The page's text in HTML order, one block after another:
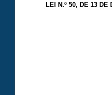
LEI N.º 50, DE 13 DE